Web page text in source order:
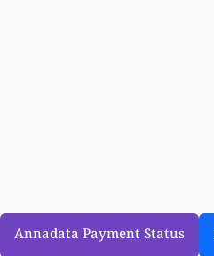
Annadata Payment Status